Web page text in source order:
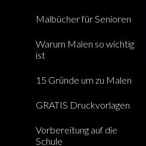
Malbücher für Senioren
Warum Malen so wichtig
ist
15 Gründe um zu Malen
GRATIS Druckvorlagen
Vorbereitung auf die
Schule